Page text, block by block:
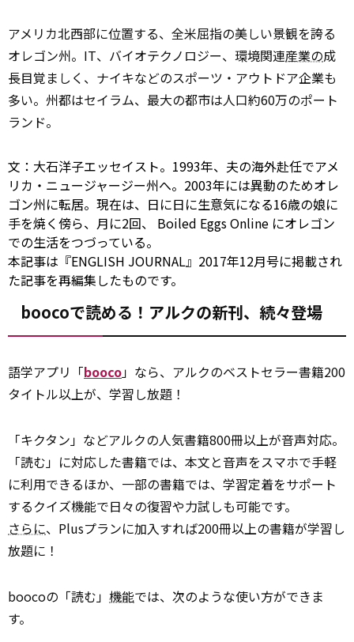
アメリカ北西部に位置する、全米屈指の美しい景観を誇る
オレゴン州。IT、バイオテクノロジー、環境関連産業の成
長目覚ましく、ナイキなどのスポーツ・アウトドア企業も
多い。州都はセイラム、最大の都市は人口約60万のポート
ランド。
文：大石洋子エッセイスト。1993年、夫の海外赴任でアメ
リカ・ニュージャージー州へ。2003年には異動のためオレ
ゴン州に転居。現在は、日に日に生意気になる16歳の娘に
手を焼く傍ら、月に2回、 Boiled Eggs Online にオレゴン
での生活をつづっている。
本記事は『ENGLISH JOURNAL』2017年12月号に掲載され
た記事を再編集したものです。
boocoで読める！アルクの新刊、続々登場
語学アプリ「booco」なら、アルクのベストセラー書籍200
タイトル以上が、学習し放題！
「キクタン」などアルクの人気書籍800冊以上が音声対応。
「読む」に対応した書籍では、本文と音声をスマホで手軽
に利用できるほか、一部の書籍では、学習定着をサポート
するクイズ機能で日々の復習や力試しも可能です。
さらに、Plusプランに加入すれば200冊以上の書籍が学習し
放題に！
boocoの「読む」 機能では、次のような使い方ができま
す。